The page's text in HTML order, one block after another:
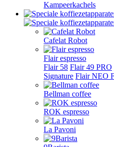
Kampeerkachels
Cafelat Robot
Flair espresso
Flair 58 Flair 49 PRO
Signature Flair NEO
Bellman coffee
ROK espresso
La Pavoni